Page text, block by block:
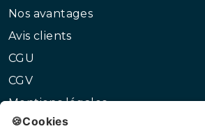
Nos avantages
Avis clients
CGU
CGV
Mentions légales
Conditions d'abonnement